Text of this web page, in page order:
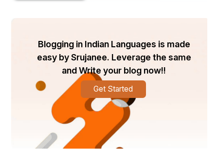
Blogging in Indian Languages is made
easy by Srujanee. Leverage the same
and Write your blog now!!
Get Started